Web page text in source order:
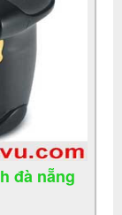
đà nẵng